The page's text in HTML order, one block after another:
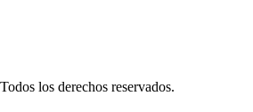
los derechos reservados.